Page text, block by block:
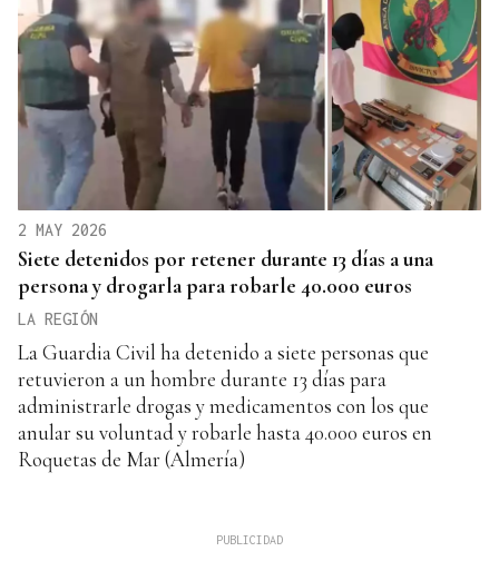
2 MAY 2026
Siete detenidos por retener durante 13 días a una
persona y drogarla para robarle 40.000 euros
LA REGIÓN
La Guardia Civil ha detenido a siete personas que
retuvieron a un hombre durante 13 días para
administrarle drogas y medicamentos con los que
anular su voluntad y robarle hasta 40.000 euros en
Roquetas de Mar (Almería)